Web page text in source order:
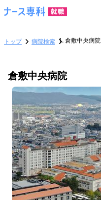
トップ 病院検索 倉敷中央病院
倉敷中央病院